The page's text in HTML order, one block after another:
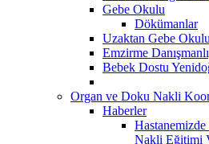
Gebe Okulu
Dökümanlar
Uzaktan Gebe Okulu
Emzirme
Bebek Dostu
Organ ve Doku Nakli
Haberler
Hastanemizde
Nakli Eğitimi